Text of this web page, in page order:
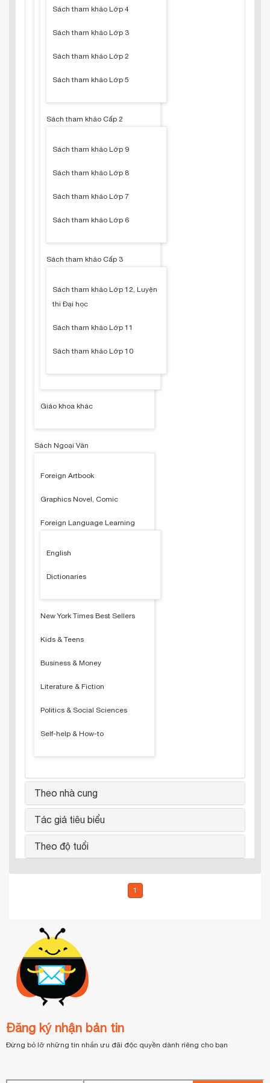
Sách tham khảo Lớp 4
Sách tham khảo Lớp 3
Sách tham khảo Lớp 2
Sách tham khảo Lớp 5
Sách tham khảo Cấp 2
Sách tham khảo Lớp 9
Sách tham khảo Lớp 8
Sách tham khảo Lớp 7
Sách tham khảo Lớp 6
Sách tham khảo Cấp 3
Sách tham khảo Lớp 12, Luyện
thi Đại học
Sách tham khảo Lớp 11
Sách tham khảo Lớp 10
Giáo khoa khác
Sách Ngoại Văn
Foreign Artbook
Graphics Novel, Comic
Foreign Language Learning
English
Dictionaries
New York Times Best Sellers
Kids & Teens
Business & Money
Literature & Fiction
Politics & Social Sciences
Self-help & How-to
Theo nhà cung
Tác giả tiêu biểu
Theo độ tuổi
1
Đăng ký nhận bản tin
Đừng bỏ lỡ những tin nhắn ưu đãi độc quyền dành riêng cho bạn